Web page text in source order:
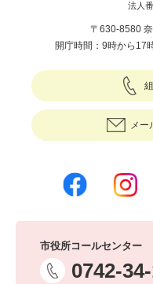
法人
〒630-8580
開庁時間：9時から17
メー
市役所コールセンター
0742-